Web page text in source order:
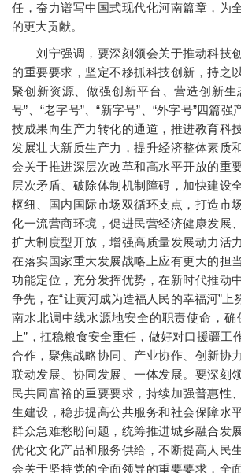
任，奋力谱写中国式现代化河南篇章，为
的更大贡献。
刘宁强调，要深刻领会关于推动科技
的重要要求，坚定不移抓科技创新，持之
聚创新资源、做强创新平台、营造创新生
号”、“老字号”、“新字号”、“外字号”四篇
技成果向生产力转化的通道，推进教育科
发展壮大新质生产力，提升经济整体素质
会关于推进深层次改革和高水平开放的重
层次矛盾、破除体制机制障碍，加快建设
枢纽、国内国际市场双循环支点，打造市
化一流营商环境，促进民营经济健康发展
扩大制度型开放，增强高质量发展动力活
在落实国家重大发展战略上应有更大的担
功能定位，充分发挥优势，在新时代推动
争先，在“让黄河成为造福人民的幸福河”上
南水北调中线水源地安全的职责使命，确
上”，扛稳粮食安全重任，做好对口援疆工
合作，聚焦战略协同、产业协作、创新协
联动发展、协同发展、一体发展。要深刻
民共同富裕的重要要求，持续加强普惠性
生建设，稳步提高公共服务和社会保障水
群众急难愁盼问题，统筹推进城乡融合发
优化文化产品和服务供给，不断提高人民
会关于坚持党的全面领导的重要要求，全